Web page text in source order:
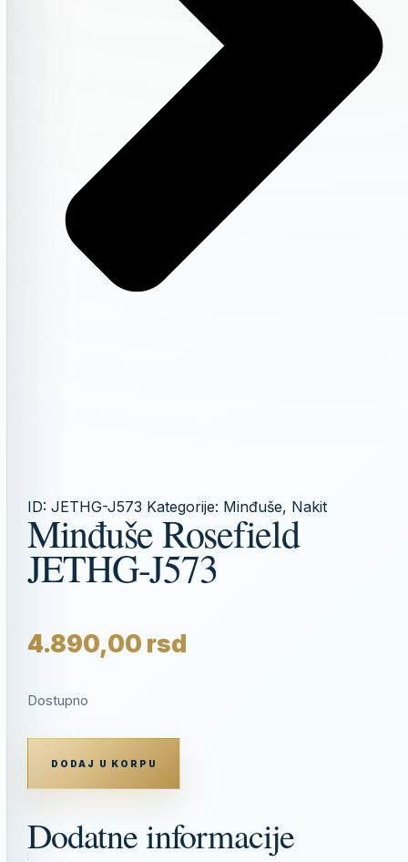
ID: JETHG-J573 Kategorije: Minđuše, Nakit
Minđuše Rosefield
JETHG-J573
4.890,00 rsd
Dostupno
JETHG-
DODAJ U KORPU
Dodatne informacije